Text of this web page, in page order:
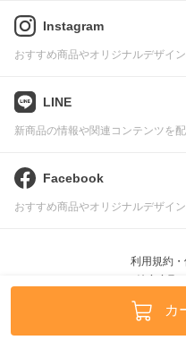
Instagram
おすすめ商品やオリジナルデザイ
LINE
新商品の情報や関連コンテンツを
Facebook
おすすめ商品やオリジナルデザイ
利用規約
Pascle